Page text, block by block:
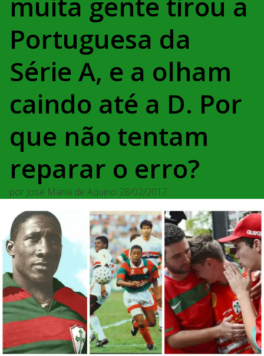
Portuguesa da
Série A, e a olham
caindo até a D. Por
que não tentam
reparar o erro?
por José Maria de Aquino 28/02/2017